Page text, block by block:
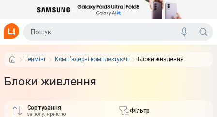
Геймінг Комп'ютерні комплектуючі Блоки живлення
Блоки живлення
Сортування
за популярністю Фільтр